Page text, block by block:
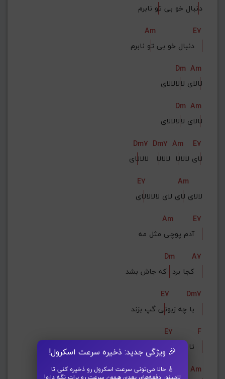
🎉 ویژگی جدید: ذخیره سرعت اسکرول!
🎸 حالا می‌تونی سرعت اسکرول رو ذخیره کنی تا
دنبال خو بی تو نابرم
Am
E7
دنبال خو بی ت
Dm Am
لالای لالالالای
Dm Am
لالای لالالالای
Dm7 Dm7 Am
E7
لای لالالا  لالالا   لالالای
E7
Am
لالای لای لای لالالالای
Am
E7
آدم پوچ
Dm
A7
کجا برد
E7
Dm7
با چه زبون
E7
F
تا یکی آ
Am7
Am